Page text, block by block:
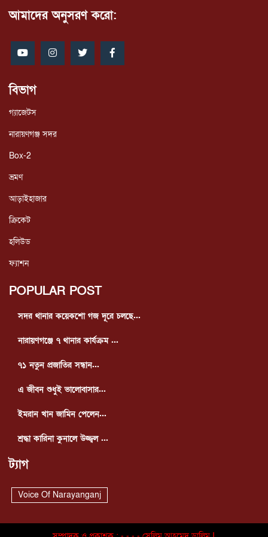
আমাদের অনুসরণ করো:
বিভাগ
গ্যাজেটস
নারায়ণগঞ্জ সদর
Box-2
ভ্রমণ
আড়াইহাজার
ক্রিকেট
হলিউড
ফ্যাশন
POPULAR POST
সদর থানার কয়েকশো গজ দূরে চলছে...
নারায়ণগঞ্জে ৭ থানার কার্যক্রম ...
৭১ নতুন প্রজাতির সন্ধান...
এ জীবন শুধুই ভালোবাসার...
ইমরান খান জামিন পেলেন...
শ্রদ্ধা কারিনা কুনালে উজ্জ্বল ...
ট্যাগ
Voice Of Narayanganj